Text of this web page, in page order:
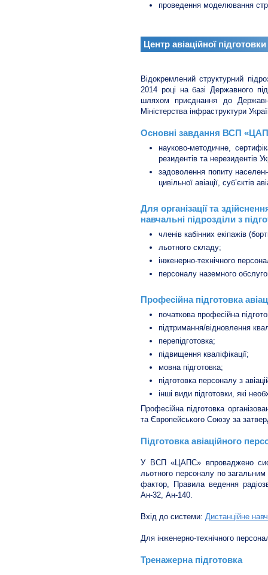
проведення моделювання
Центр авіаційної підготовки
Відокремлений структурний
2014 році на базі Державного
шляхом приєднання до
Міністерства інфраструктури
Основні завдання ВСП
науково-методичне,
резидентів та нерезидентів
задоволення попиту
цивільної авіації, суб’єктів
Для організації та
навчальні підрозділи з
членів кабінних екіпажів
льотного складу;
інженерно-технічного
персоналу наземного
Професійна підготовка
початкова професійна
підтримання/відновлення
перепідготовка;
підвищення кваліфікації;
мовна підготовка;
підготовка персоналу з
інші види підготовки, які
Професійна підготовка
та Європейського Союзу за
Підготовка авіаційного
У ВСП «ЦАПС» впроваджено
льотного персоналу по загальним
фактор, Правила ведення
Ан-32, Ан-140.
Вхід до системи: Дистанційне
Для інженерно-технічного
Тренажерна підготовка